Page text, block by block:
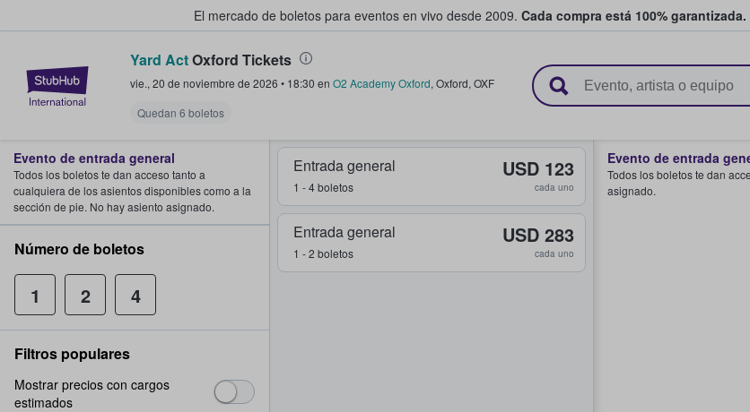
El mercado de boletos para eventos en vivo desde 2009. Cada compra está 100% garantizada.
StubHub: donde los fans compran y venden boletos
Yard ActOxford Tickets
vie., 20 de noviembre de 2026 • 18:30 en O2 Academy Oxford, Oxford, OXF
Quedan 6 boletos
Entrada general
1 - 4 boletos
USD 123
cada uno
Entrada general
1 - 2 boletos
USD 283
cada uno
Evento de entrada
Todos los boletos te dan
asignado.
Evento de entrada general
Todos los boletos te dan acceso tanto a
cualquiera de los asientos disponibles como a la
sección de pie. No hay asiento asignado.
Número de boletos
1 2 4
Filtros populares
Mostrar precios con cargos
estimados